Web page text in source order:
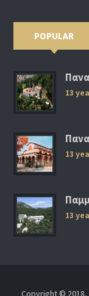
POPULAR
13
13
13
Copyright © 2018,